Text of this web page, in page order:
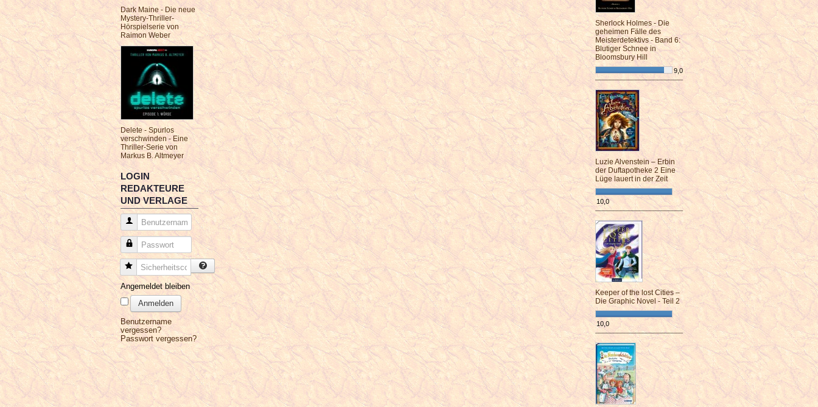
Dark Maine - Die neue
Mystery-Thriller-
Hörspielserie von
Raimon Weber
Delete - Spurlos
verschwinden - Eine
Thriller-Serie von
Markus B. Altmeyer
LOGIN
REDAKTEURE
UND VERLAGE
Benutzername
Passwort
Sicherheitscode
Angemeldet bleiben
Anmelden
Benutzername
vergessen?
Passwort vergessen?
Sherlock Holmes - Die
geheimen Fälle des
Meisterdetektivs - Band 6:
Blutiger Schnee in
Bloomsbury Hill
9,0
¯¯¯¯¯¯¯¯¯¯¯¯¯¯¯¯¯¯¯¯¯¯¯¯
Luzie Alvenstein – Erbin
der Duftapotheke 2 Eine
Lüge lauert in der Zeit
10,0
¯¯¯¯¯¯¯¯¯¯¯¯¯¯¯¯¯¯¯¯¯¯¯¯
Keeper of the lost Cities –
Die Graphic Novel - Teil 2
10,0
¯¯¯¯¯¯¯¯¯¯¯¯¯¯¯¯¯¯¯¯¯¯¯¯